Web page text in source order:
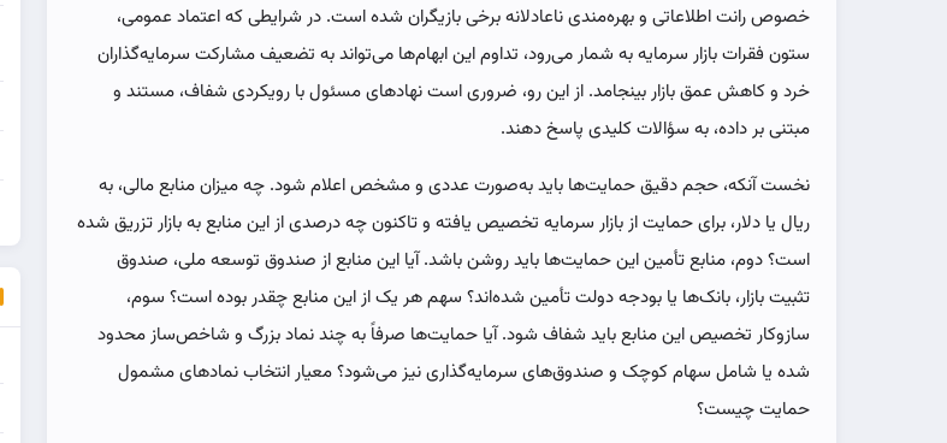
خصوص رانت اطلاعاتی و بهره‌مندی ناعادلانه برخی بازیگران شده است. در شرایطی که اعتماد عمومی،
ستون فقرات بازار سرمایه به شمار می‌رود، تداوم این ابهام‌ها می‌تواند به تضعیف مشارکت سرمایه‌گذاران
خرد و کاهش عمق بازار بینجامد. از این رو، ضروری است نهادهای مسئول با رویکردی شفاف، مستند و
مبتنی بر داده، به سؤالات کلیدی پاسخ دهند.
نخست آنکه، حجم دقیق حمایت‌ها باید به‌صورت عددی و مشخص اعلام شود. چه میزان منابع مالی، به
ریال یا دلار، برای حمایت از بازار سرمایه تخصیص یافته و تاکنون چه درصدی از این منابع به بازار تزریق شده
است؟ دوم، منابع تأمین این حمایت‌ها باید روشن باشد. آیا این منابع از صندوق توسعه ملی، صندوق
تثبیت بازار، بانک‌ها یا بودجه دولت تأمین شده‌اند؟ سهم هر یک از این منابع چقدر بوده است؟ سوم،
سازوکار تخصیص این منابع باید شفاف شود. آیا حمایت‌ها صرفاً به چند نماد بزرگ و شاخص‌ساز محدود
شده یا شامل سهام کوچک و صندوق‌های سرمایه‌گذاری نیز می‌شود؟ معیار انتخاب نمادهای مشمول
حمایت چیست؟